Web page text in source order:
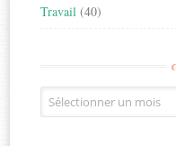
Travail (40)
Archives